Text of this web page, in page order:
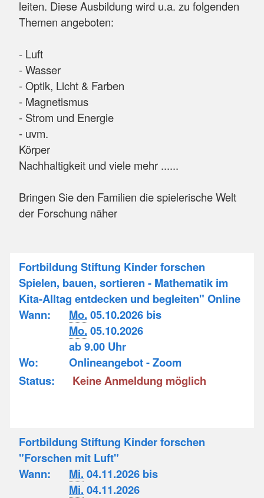
leiten. Diese Ausbildung wird u.a. zu folgenden
Themen angeboten:
- Luft
- Wasser
- Optik, Licht & Farben
- Magnetismus
- Strom und Energie
- uvm.
Körper
Nachhaltigkeit und viele mehr ......
Bringen Sie den Familien die spielerische Welt
der Forschung näher
Fortbildung Stiftung Kinder forschen
Spielen, bauen, sortieren - Mathematik im
Kita-Alltag entdecken und begleiten" Online
Wann:
Mo. 05.10.2026 bis
Mo. 05.10.2026
ab 9.00 Uhr
Wo:
Onlineangebot - Zoom
Status:
Keine Anmeldung möglich
Fortbildung Stiftung Kinder forschen
"Forschen mit Luft"
Wann:
Mi. 04.11.2026 bis
Mi. 04.11.2026